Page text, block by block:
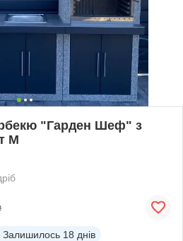
"Гарден Шеф" з
M
Залишилось 18 днів